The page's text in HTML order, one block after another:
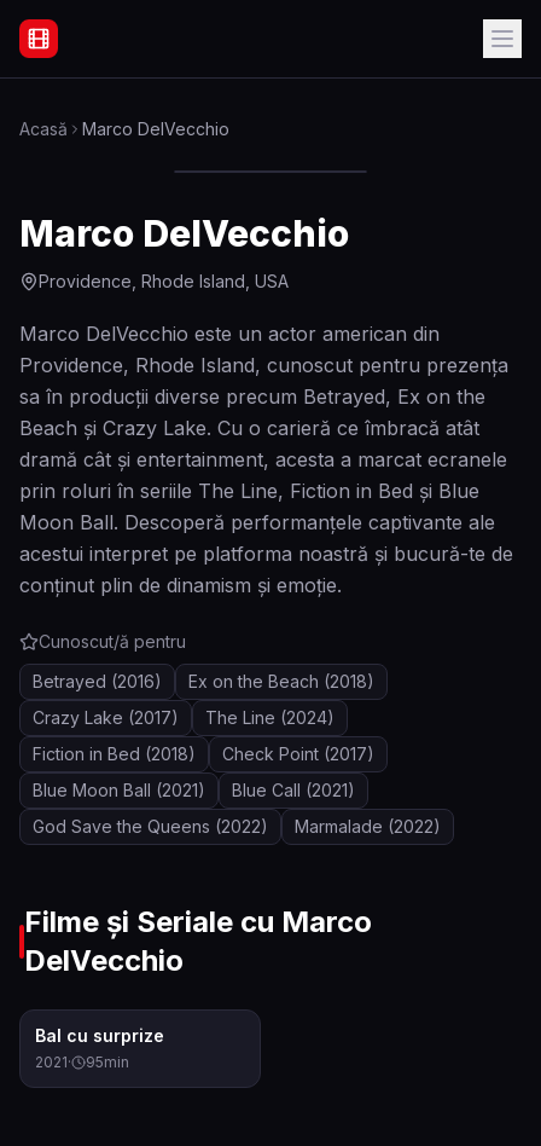
Filme Online Subtitrate - Acasă
Acasă Marco DelVecchio
Marco DelVecchio
Providence, Rhode Island, USA
Marco DelVecchio este un actor american din
Providence, Rhode Island, cunoscut pentru prezența
sa în producții diverse precum Betrayed, Ex on the
Beach și Crazy Lake. Cu o carieră ce îmbracă atât
dramă cât și entertainment, acesta a marcat ecranele
prin roluri în seriile The Line, Fiction in Bed și Blue
Moon Ball. Descoperă performanțele captivante ale
acestui interpret pe platforma noastră și bucură-te de
conținut plin de dinamism și emoție.
Cunoscut/ă pentru
Betrayed (2016) Ex on the Beach (2018)
Crazy Lake (2017) The Line (2024)
Fiction in Bed (2018) Check Point (2017)
Blue Moon Ball (2021) Blue Call (2021)
God Save the Queens (2022) Marmalade (2022)
Filme și Seriale cu Marco
DelVecchio
Bal cu surprize
2021· 95min